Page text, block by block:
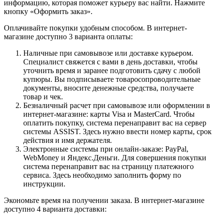
информацию, которая поможет курьеру вас найти. Нажмите
кнопку «Оформить заказ».
Оплачивайте покупки удобным способом. В интернет-
магазине доступно 3 варианта оплаты:
Наличные при самовывозе или доставке курьером.
Специалист свяжется с вами в день доставки, чтобы
уточнить время и заранее подготовить сдачу с любой
купюры. Вы подписываете товаросопроводительные
документы, вносите денежные средства, получаете
товар и чек.
Безналичный расчет при самовывозе или оформлении в
интернет-магазине: карты Visa и MasterCard. Чтобы
оплатить покупку, система перенаправит вас на сервер
системы ASSIST. Здесь нужно ввести номер карты, срок
действия и имя держателя.
Электронные системы при онлайн-заказе: PayPal,
WebMoney и Яндекс.Деньги. Для совершения покупки
система перенаправит вас на страницу платежного
сервиса. Здесь необходимо заполнить форму по
инструкции.
Экономьте время на получении заказа. В интернет-магазине
доступно 4 варианта доставки: